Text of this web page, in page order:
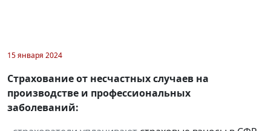
15 января 2024
Страхование от несчастных случаев на
производстве и профессиональных
заболеваний: